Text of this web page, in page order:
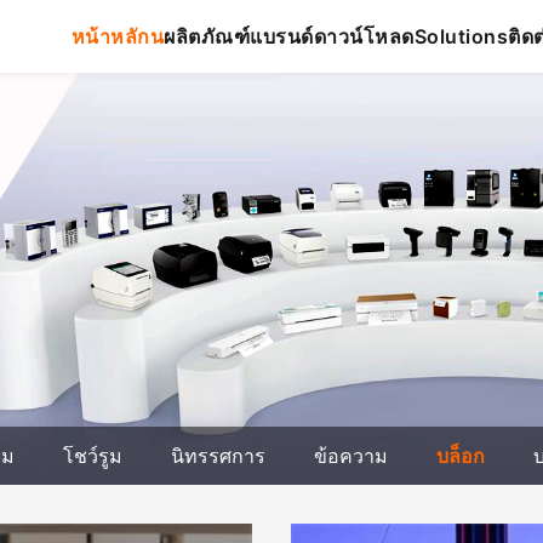
หน้าหลักนผลิตภัณฑ์แบรนด์ดาวน์โหลดSolutionsติด
โชว์รูม นิทรรศการ ข้อความ บล็อก